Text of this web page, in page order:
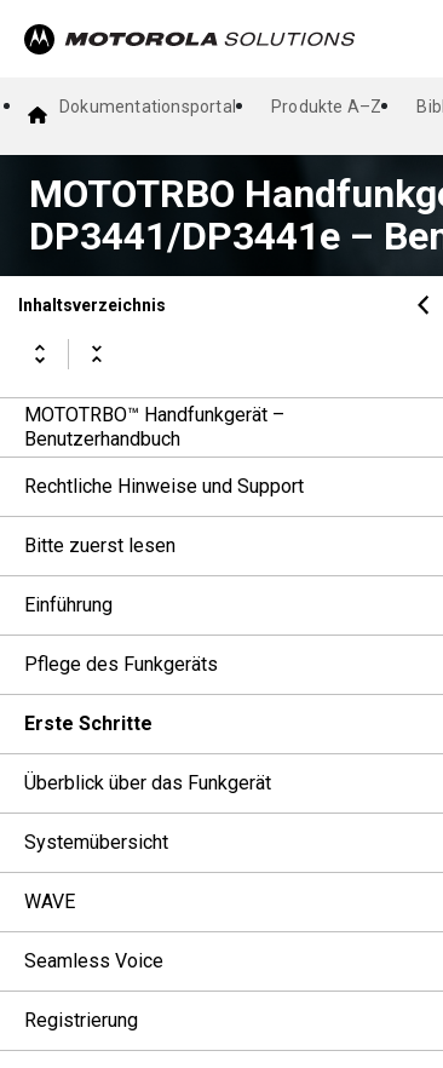
Dokumentationsportal Produkte A–Z
MOTOTRBO
DP3441/DP3441e –
Inhaltsverzeichnis
MOTOTRBO™ Handfunkgerät –
Benutzerhandbuch
Rechtliche Hinweise und Support
Bitte zuerst lesen
Einführung
Pflege des Funkgeräts
Erste Schritte
Überblick über das Funkgerät
Systemübersicht
WAVE
Seamless Voice
Registrierung